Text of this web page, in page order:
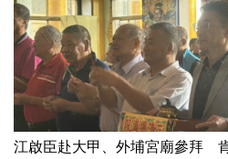
江啟臣赴大甲、外埔宮廟參拜